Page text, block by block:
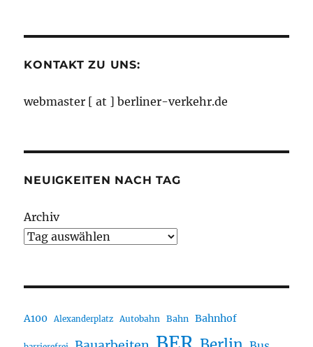
KONTAKT ZU UNS:
webmaster [ at ] berliner-verkehr.de
NEUIGKEITEN NACH TAG
Archiv
A100 Alexanderplatz Autobahn Bahn Bahnhof